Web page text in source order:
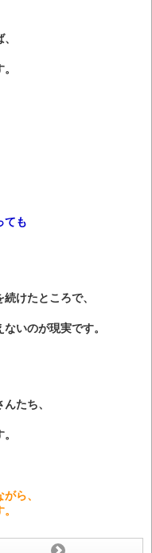
ても
けたところで、
いのが現実です。
たち、
ら、